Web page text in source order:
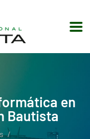
en
Bautista